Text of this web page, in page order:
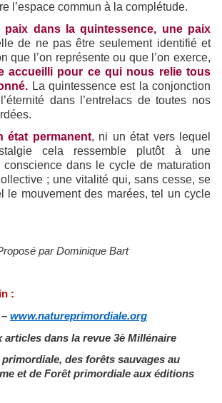
l’espace commun à la complétude.
paix dans la quintessence, une paix
de ne pas être seulement identifié et
que l’on représente ou que l’on exerce,
accueilli pour ce qui nous relie tous
La quintessence est la conjonction
dans l’entrelacs de toutes nos
état permanent, ni un état vers lequel
cela ressemble plutôt à une
dans le cycle de maturation
; une vitalité qui, sans cesse, se
le mouvement des marées, tel un cycle
par Dominique Bart
:
www.natureprimordiale.org
articles dans la revue 3è Millénaire
des forêts sauvages au
et de Forêt primordiale aux éditions